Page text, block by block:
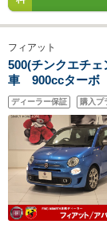
フィアット
500(チンクエチ
車 900ccター
ETC キセノン
車専用17インチ
ディーラー保証 購入プ